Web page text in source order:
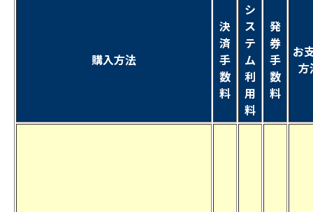
購入方法
決
済
手
数
料
シ
ス
テ
ム
利
用
料
発
券
手
数
料
お
方